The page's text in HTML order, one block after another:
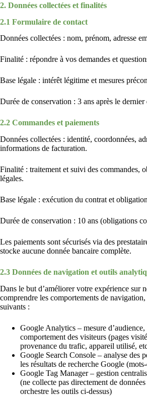
2. Données collectées et finalités
2.1 Formulaire de contact
Données collectées : nom, prénom, adresse
Finalité : répondre à vos demandes et
Base légale : intérêt légitime et mesures
Durée de conservation : 3 ans après le dernier
2.2 Commandes et paiements
Données collectées : identité, coordonnées,
informations de facturation.
Finalité : traitement et suivi des commandes,
légales.
Base légale : exécution du contrat et
Durée de conservation : 10 ans (obligations
Les paiements sont sécurisés via des
stocke aucune donnée bancaire complète.
2.3 Données de navigation et outils
Dans le but d’améliorer votre expérience sur
comprendre les comportements de
suivants :
Google Analytics – mesure d’audience,
comportement des visiteurs (pages
provenance du trafic, appareil utilisé,
Google Search Console – analyse des
les résultats de recherche Google
Google Tag Manager – gestion
(ne collecte pas directement de
orchestre les outils ci-dessus)